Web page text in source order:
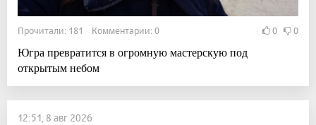
Прочитали: 181 Комментарии: 0 0 0
Югра превратится в огромную мастерскую под
открытым небом
12:51, 8 авг 2026